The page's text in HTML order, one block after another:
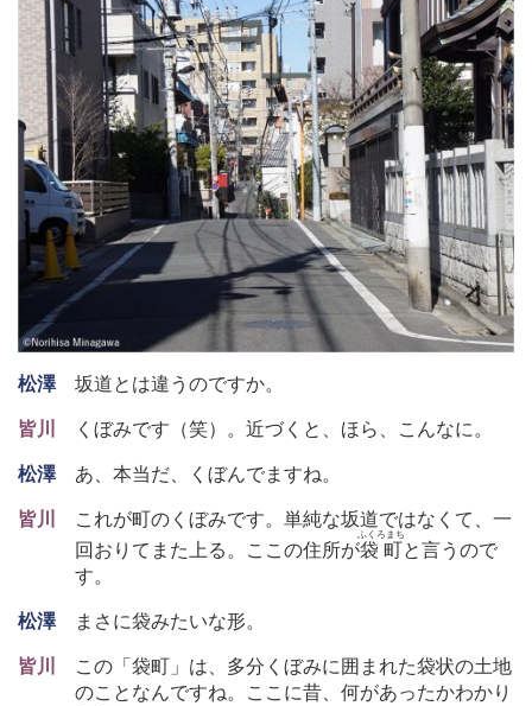
松澤 坂道とは違うのですか。
皆川 くぼみです（笑）。近づくと、ほら、こんなに。
松澤 あ、本当だ、くぼんでますね。
皆川
これが町のくぼみです。単純な坂道ではなくて、一
回おりてまた上る。ここの住所が袋町
ふくろまち
と言うので
す。
松澤 まさに袋みたいな形。
皆川
この「袋町」は、多分くぼみに囲まれた袋状の土地
のことなんですね。ここに昔、何があったかわかり